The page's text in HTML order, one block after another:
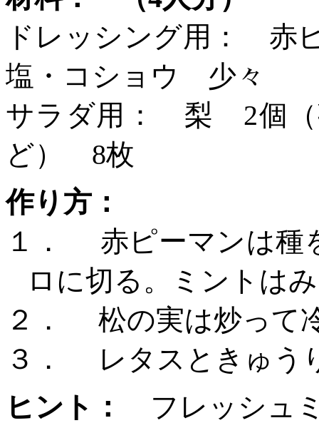
ドレッシング用：
塩・コショウ 少々
サラダ用： 梨 2個
ど） 8枚
作り方：
１．
赤ピーマンは種
ロに切る。ミントは
２．
松の実は炒って
３．
レタスときゅう
ヒント： フレッシュ